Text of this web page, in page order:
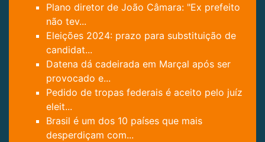
Plano diretor de João Câmara: "Ex prefeito
não tev...
Eleições 2024: prazo para substituição de
candidat...
Datena dá cadeirada em Marçal após ser
provocado e...
Pedido de tropas federais é aceito pelo juíz
eleit...
Brasil é um dos 10 países que mais
desperdiçam com...